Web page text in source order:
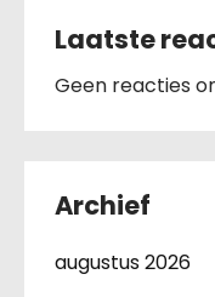
Laatste
Geen reacties
Archief
augustus 2026